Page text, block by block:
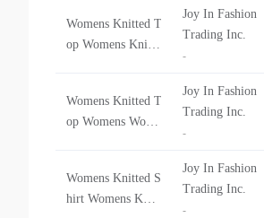
Womens Knitted T
op Womens Knitte
Joy In Fashion
Trading Inc.
-
Womens Knitted T
op Womens Wove
Joy In Fashion
Trading Inc.
-
Womens Knitted S
hirt Womens Knitt
Joy In Fashion
Trading Inc.
-